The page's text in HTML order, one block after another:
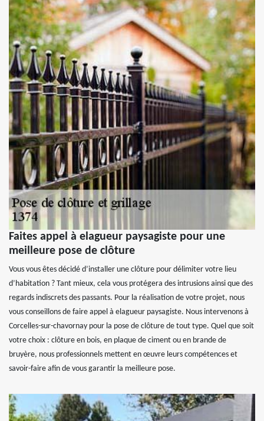
Faites appel à elagueur paysagiste pour une
meilleure pose de clôture
Vous vous êtes décidé d’installer une clôture pour délimiter votre lieu
d’habitation ? Tant mieux, cela vous protégera des intrusions ainsi que des
regards indiscrets des passants. Pour la réalisation de votre projet, nous
vous conseillons de faire appel à elagueur paysagiste. Nous intervenons à
Corcelles-sur-chavornay pour la pose de clôture de tout type. Quel que soit
votre choix : clôture en bois, en plaque de ciment ou en brande de
bruyère, nous professionnels mettent en œuvre leurs compétences et
savoir-faire afin de vous garantir la meilleure pose.